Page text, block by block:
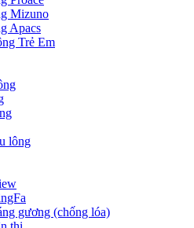
Mizuno
Apacs
Trẻ Em
lông
gương (chống lóa)